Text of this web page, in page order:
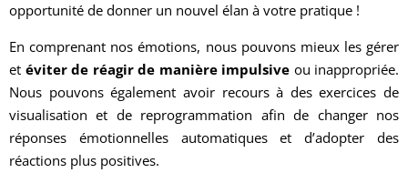
opportunité de donner un nouvel élan à votre pratique !
En comprenant nos émotions, nous pouvons mieux les gérer
et éviter de réagir de manière impulsive ou inappropriée.
Nous pouvons également avoir recours à des exercices de
visualisation et de reprogrammation afin de changer nos
réponses émotionnelles automatiques et d’adopter des
réactions plus positives.